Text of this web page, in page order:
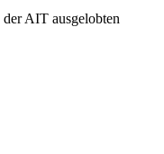
AIT ausgelobten